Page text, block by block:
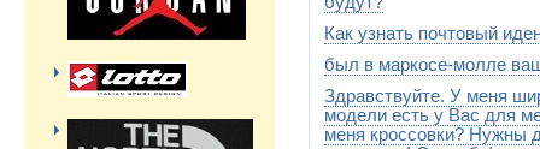
Никогда. Это модель очень
была лет 8 назад
Как узнать почтовый
Номер отправления
заказа на "отправлен".
был в маркосе-молле
Наш магазин находится на
на лифте, на эскалаторе
Здравствуйте. У меня
модели есть у Вас для
меня кроссовки? Нужны